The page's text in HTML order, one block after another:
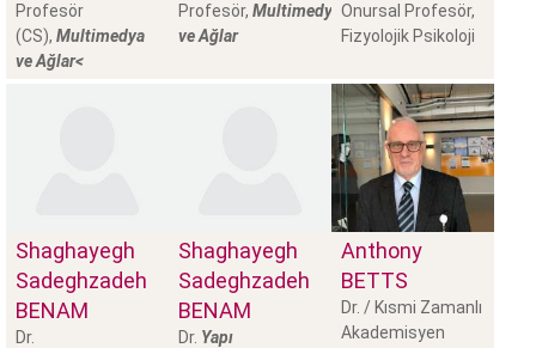
Profesör
(CS), Multimedya
ve Ağlar<
Profesör, Multimedya
ve Ağlar
Onursal Profesör,
Fizyolojik Psikoloji
Shaghayegh
Sadeghzadeh
BENAM
Dr.
Shaghayegh
Sadeghzadeh
BENAM
Dr. Yapı
Anthony
BETTS
Dr. / Kısmi Zamanlı
Akademisyen